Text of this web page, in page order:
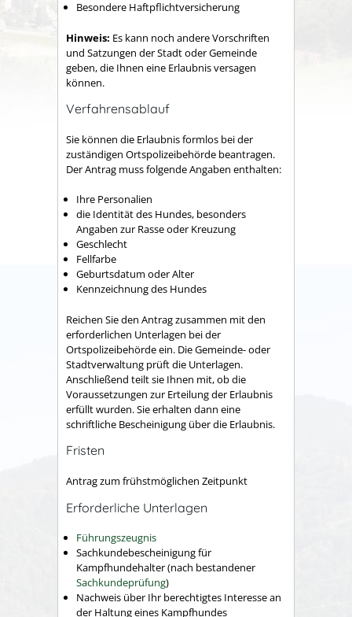
Besondere Haftpflichtversicherung
Hinweis: Es kann noch andere Vorschriften
und Satzungen der Stadt oder Gemeinde
geben, die Ihnen eine Erlaubnisversagen
können.
Verfahrensablauf
Sie können die Erlaubnis formlos bei der
zuständigen Ortspolizeibehörde beantragen.
Der Antrag muss folgende Angaben enthalten:
Ihre Personalien
die Identität des Hundes, besonders
Angaben zur Rasse oder Kreuzung
Geschlecht
Fellfarbe
Geburtsdatum oder Alter
Kennzeichnung des Hundes
Reichen Sie den Antrag zusammen mit den
erforderlichen Unterlagen bei der
Ortspolizeibehörde ein. Die Gemeinde- oder
Stadtverwaltung prüft die Unterlagen.
Anschließend teilt sie Ihnen mit, ob die
Voraussetzungen zur Erteilung der Erlaubnis
erfüllt wurden. Sie erhalten dann eine
schriftliche Bescheinigung über die Erlaubnis.
Fristen
Antrag zum frühstmöglichen Zeitpunkt
Erforderliche Unterlagen
Führungszeugnis
Sachkundebescheinigung für
Kampfhundehalter (nach bestandener
Sachkundeprüfung)
Nachweis über Ihr berechtigtes Interesse an
der Haltung eines Kampfhundes